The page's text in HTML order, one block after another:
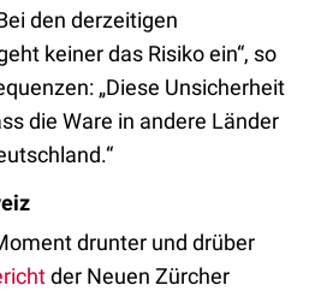
den derzeitigen
keiner das Risiko ein“, so
„Diese Unsicherheit
die Ware in andere Länder
drunter und drüber
der Neuen Zürcher